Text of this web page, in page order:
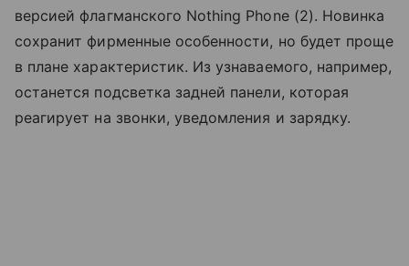
версией флагманского Nothing Phone (2). Новинка
сохранит фирменные особенности, но будет проще
в плане характеристик. Из узнаваемого, например,
останется подсветка задней панели, которая
реагирует на звонки, уведомления и зарядку.